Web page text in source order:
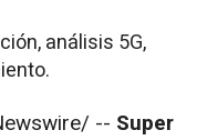
análisis 5G,
-- Super